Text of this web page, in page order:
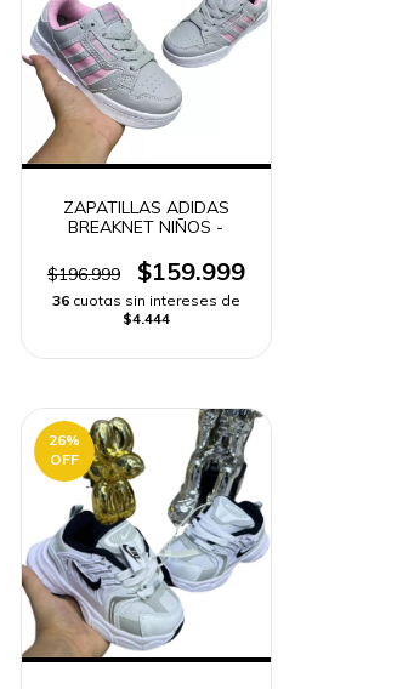
ZAPATILLAS ADIDAS
BREAKNET NIÑOS -
$196.999 $159.999
36 cuotas sin intereses de
$4.444
26%
OFF